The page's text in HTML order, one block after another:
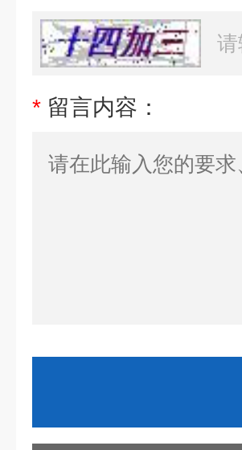
* 留言内容：